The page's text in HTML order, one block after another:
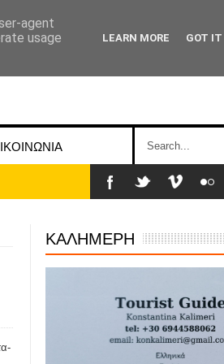
ΚΑΛΗΜΕΡΗ
agent
usage
LEARN MORE GOT IT